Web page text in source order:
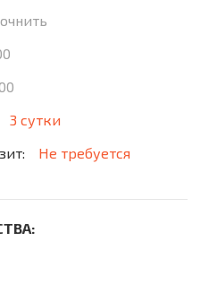
3 сутки
Не требуется